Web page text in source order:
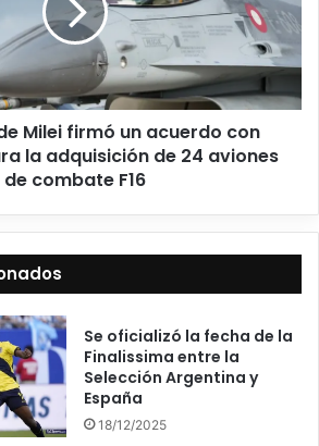
Milei firmó un acuerdo con
la adquisición de 24 aviones
de combate F16
Se oficializó la fecha de la
Finalissima entre la
Selección Argentina y
España
18/12/2025